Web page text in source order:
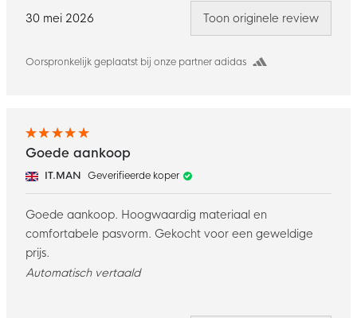
30 mei 2026
Oorspronkelijk geplaatst bij onze partner adidas
Toon originele review
Goede aankoop
IT.MAN Geverifieerde koper
Goede aankoop. Hoogwaardig materiaal en
comfortabele pasvorm. Gekocht voor een geweldige
prijs.
Automatisch vertaald